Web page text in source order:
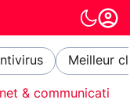
Meilleur
& communication